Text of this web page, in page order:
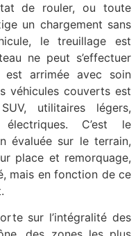
de rouler, ou toute
un chargement sans
le treuillage est
ne peut s’effectuer
est arrimée avec soin
véhicules couverts est
utilitaires légers,
C’est le
évaluée sur le terrain,
place et remorquage,
mais en fonction de ce
sur l’intégralité des